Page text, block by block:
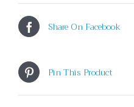
Share On Facebook
Pin This Product